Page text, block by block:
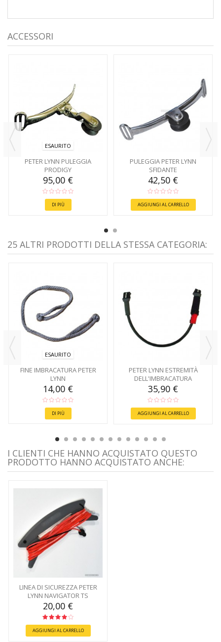
ACCESSORI
ESAURITO
PETER LYNN PULEGGIA
PRODIGY
95,00 €
DI PIÙ
PULEGGIA PETER LYNN
SFIDANTE
42,50 €
AGGIUNGI AL CARRELLO
25 ALTRI PRODOTTI DELLA STESSA CATEGORIA:
ESAURITO
FINE IMBRACATURA PETER
LYNN
14,00 €
DI PIÙ
PETER LYNN ESTREMITÀ
DELL'IMBRACATURA
STACCABILE
35,90 €
AGGIUNGI AL CARRELLO
I CLIENTI CHE HANNO ACQUISTATO QUESTO
PRODOTTO HANNO ACQUISTATO ANCHE:
LINEA DI SICUREZZA PETER
LYNN NAVIGATOR TS
20,00 €
AGGIUNGI AL CARRELLO